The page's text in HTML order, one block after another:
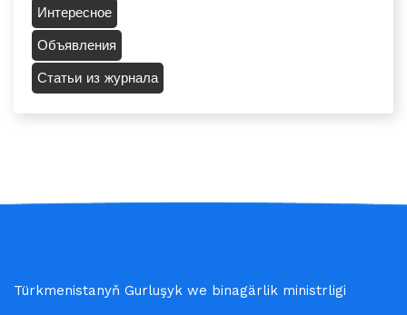
Интересное
Объявления
Статьи из журнала
Türkmenistanyň Gurluşyk we binagärlik ministrligi